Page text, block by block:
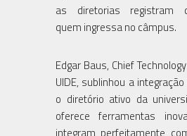
as diretorias registram
quem ingressa no câmpus.
Edgar Baus, Chief
UIDE, sublinhou a
o diretório ativo da
oferece ferramentas
integram perfeitamente